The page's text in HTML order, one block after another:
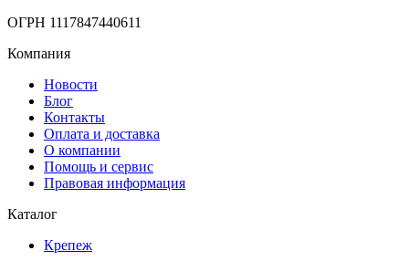
ОГРН 1117847440611
Компания
Новости
Блог
Контакты
Оплата и доставка
О компании
Помощь и сервис
Правовая информация
Каталог
Крепеж